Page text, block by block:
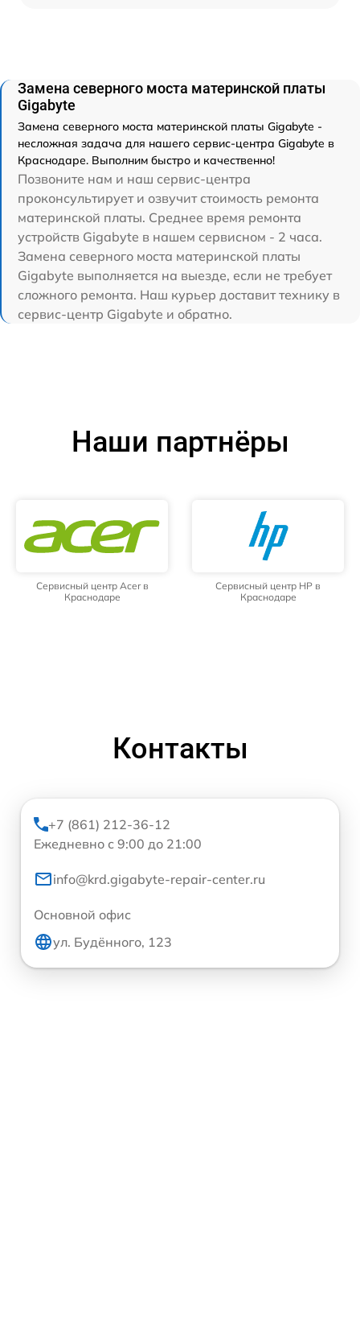
Замена северного моста материнской платы
Gigabyte
Замена северного моста материнской платы Gigabyte -
несложная задача для нашего сервис-центра Gigabyte в
Краснодаре. Выполним быстро и качественно!
Позвоните нам и наш сервис-центра
проконсультирует и озвучит стоимость ремонта
материнской платы. Среднее время ремонта
устройств Gigabyte в нашем сервисном - 2 часа.
Замена северного моста материнской платы
Gigabyte выполняется на выезде, если не требует
сложного ремонта. Наш курьер доставит технику в
сервис-центр Gigabyte и обратно.
Наши партнёры
Сервисный центр Acer в
Краснодаре
Сервисный центр HP в
Краснодаре
Контакты
+7 (861) 212-36-12
Ежедневно с 9:00 до 21:00
info@krd.gigabyte-repair-center.ru
Основной офис
ул. Будённого, 123